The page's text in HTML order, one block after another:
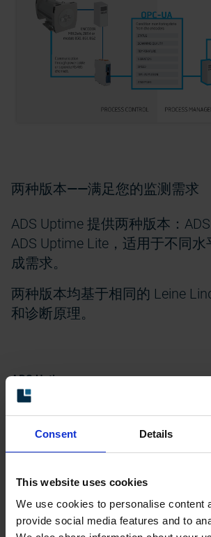
Consent Details
This website uses cookies
We use cookies to personalise content
provide social media features and to
两种版本——满足您的监测需求
ADS Uptime 提供两种版本：
ADS Uptime Lite，适用于不同
成需求。
两种版本均基于相同的 Leine
和诊断原理。
ADS Uptime
该版本适用于需要系统集成和高
应用：
支持连接 ADS Link